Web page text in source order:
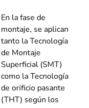
En la fase de
montaje, se aplican
tanto la Tecnología
de Montaje
Superficial (SMT)
como la Tecnología
de orificio pasante
(THT) según los